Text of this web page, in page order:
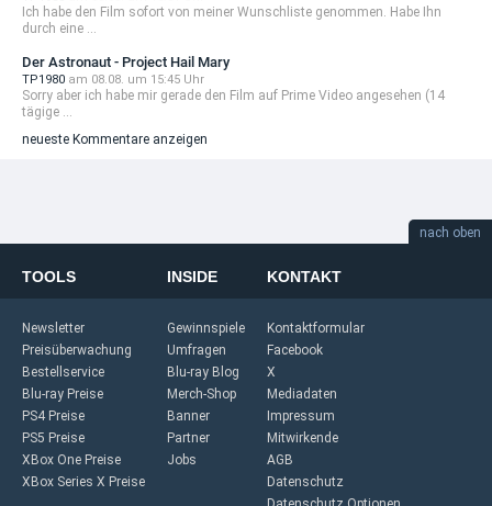
Ich habe den Film sofort von meiner Wunschliste genommen. Habe Ihn
durch eine ...
Der Astronaut - Project Hail Mary
TP1980 am 08.08. um 15:45 Uhr
Sorry aber ich habe mir gerade den Film auf Prime Video angesehen (14
tägige ...
neueste Kommentare anzeigen
nach oben
TOOLS
Newsletter
Preisüberwachung
Bestellservice
Blu-ray Preise
PS4 Preise
PS5 Preise
XBox One Preise
XBox Series X Preise
INSIDE
Gewinnspiele
Umfragen
Blu-ray Blog
Merch-Shop
Banner
Partner
Jobs
KONTAKT
Kontaktformular
Facebook
X
Mediadaten
Impressum
Mitwirkende
AGB
Datenschutz